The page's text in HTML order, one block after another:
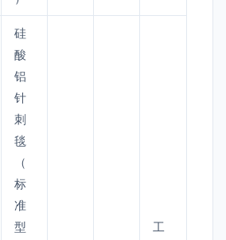
硅
酸
铝
针
刺
毯
（
标
准
型
工